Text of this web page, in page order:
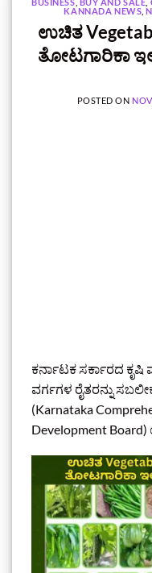
KANNADA NEWS ,
ಉಚಿತ
ತೋಟಗಾರಿಕಾ
POSTED ON
ಕರ್ನಾಟಕ ಸರ್ಕಾರದ
ವರ್ಗಗಳ ರೈತರನ್ನು
(Karnataka
Development